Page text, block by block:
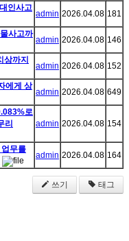
인사고
admin 2026.04.08 181
사고까
admin 2026.04.08 146
상까지
admin 2026.04.08 152
에게 상
admin 2026.04.08 649
로
리
admin 2026.04.08 154
무를
admin 2026.04.08 164
쓰기 태그